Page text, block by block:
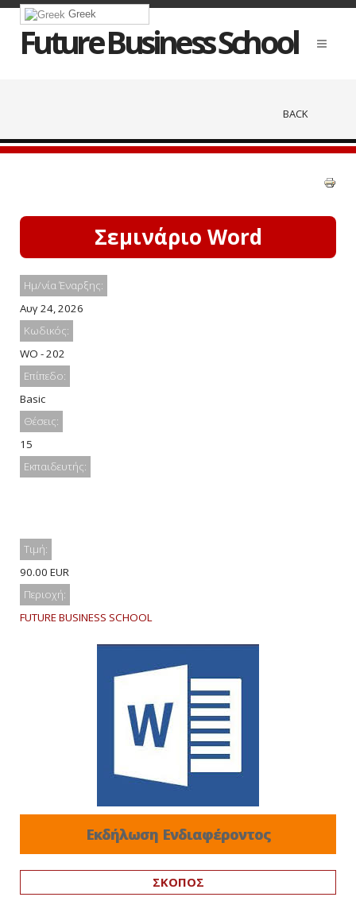
Greek
Future Business School
BACK
Σεμινάριο Word
Ημ/νία Έναρξης:
Αυγ 24, 2026
Κωδικός:
WO - 202
Επίπεδο:
Basic
Θέσεις:
15
Εκπαιδευτής:
Τιμή:
90.00 EUR
Περιοχή:
FUTURE BUSINESS SCHOOL
Εκδήλωση Ενδιαφέροντος
ΣΚΟΠΟΣ